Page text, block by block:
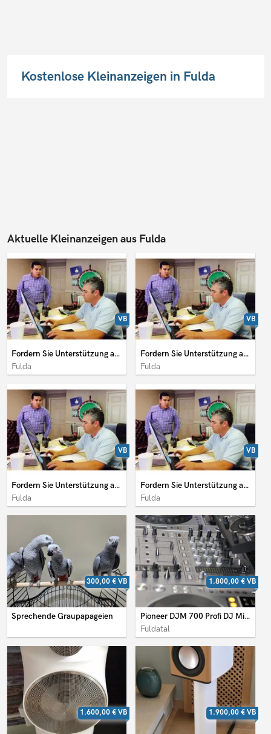
Kostenlose Kleinanzeigen in Fulda
Aktuelle Kleinanzeigen aus Fulda
Fordern Sie Unterstützung an und starten Sie Ihr Projekt
Fulda
VB
Fordern Sie Unterstützung an und starten Sie Ihr Projekt
Fulda
VB
Fordern Sie Unterstützung an und starten Sie Ihr Projekt
Fulda
VB
Fordern Sie Unterstützung an und starten Sie Ihr Projekt
Fulda
VB
Sprechende Graupapageien
300,00 € VB
Pioneer DJM 700 Profi DJ Mixer
Fuldatal
1.800,00 €VB
1.600,00 € VB 1.900,00 €VB